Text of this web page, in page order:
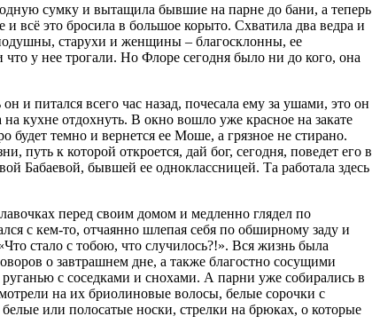
сумку и вытащила бывшие на парне до бани, а теперь
всё это бросила в большое корыто. Схватила два ведра и
старухи и женщины – благосклонны, ее
у нее трогали. Но Флоре сегодня было ни до кого, она
и питался всего час назад, почесала ему за ушами, это он
кухне отдохнуть. В окно вошло уже красное на закате
будет темно и вернется ее Моше, а грязное не стирано.
путь к которой откроется, дай бог, сегодня, поведет его в
Бабаевой, бывшей ее одноклассницей. Та работала здесь
перед своим домом и медленно глядел по
с кем-то, отчаянно шлепая себя по обширному заду и
стало с тобою, что случилось?!». Вся жизнь была
о завтрашнем дне, а также благостно сосущими
с соседками и снохами. А парни уже собирались в
на их бриолиновые волосы, белые сорочки с
или полосатые носки, стрелки на брюках, о которые